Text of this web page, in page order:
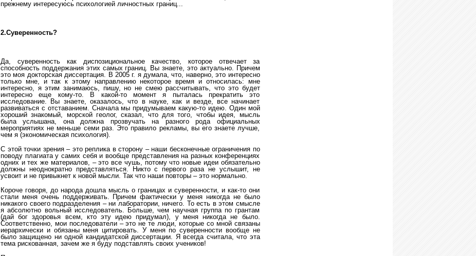
прежнему интересуюсь психологией личностных границ...
2.Суверенность?
Да, суверенность как диспозициональное качество, которое отвечает за
способность поддержания этих самых границ. Вы знаете, это актуально. Причем
это моя докторская диссертация. В 2005 г. я думала, что, наверно, это интересно
только мне, и так к этому направлению некоторое время и относилась: мне
интересно, я этим занимаюсь, пишу, но не смею рассчитывать, что это будет
интересно еще кому-то. В какой-то момент я пыталась прекратить это
исследование. Вы знаете, оказалось, что в науке, как и везде, все начинает
развиваться с отставанием. Сначала мы придумываем какую-то идею. Один мой
хороший знакомый, морской геолог, сказал, что для того, чтобы идея, мысль
была услышана, она должна прозвучать на разного рода официальных
мероприятиях не меньше семи раз. Это правило рекламы, вы его знаете лучше,
чем я (экономическая психология).
С этой точки зрения – это реплика в сторону – наши бесконечные ограничения по
поводу плагиата у самих себя и вообще представления на разных конференциях
одних и тех же материалов, – это все чушь, потому что новые идеи обязательно
должны неоднократно представляться. Никто с первого раза не услышит, не
усвоит и не привыкнет к новой мысли. Так что наши повторы – это нормально.
Короче говоря, до народа дошла мысль о границах и суверенности, и как-то они
стали меня очень поддерживать. Причем фактически у меня никогда не было
никакого своего подразделения – ни лаборатории, ничего. То есть в этом смысле
я абсолютно вольный исследователь. Больше, чем научная группа по грантам
(дай бог здоровья всем, кто эту идею придумал), у меня никогда не было.
Соответственно, мои последователи – это не те люди, которые со мной связаны
иерархически и обязаны меня цитировать. У меня по суверенности вообще не
было защищено ни одной кандидатской диссертации. Я всегда считала, что эта
тема рискованная, зачем же я буду подставлять своих учеников!